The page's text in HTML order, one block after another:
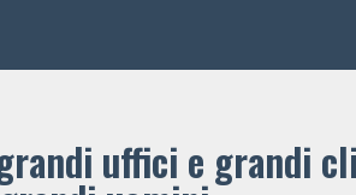
uffici e grandi